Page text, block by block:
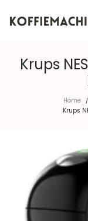
Krups
Home /
Krups